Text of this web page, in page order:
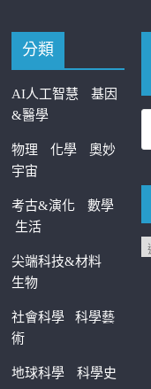
分類
AI人工智慧
基因
&醫學
物理 化學
奧妙
宇宙
考古&演化
數學
生活
尖端科技&材料
生物
社會科學科學藝
術
地球科學 科學史